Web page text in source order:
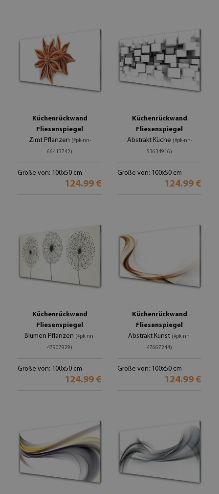
Küchenrückwand
Fliesenspiegel
Zimt Pflanzen (#pk-nn-
66413742)
Größe von: 100x50 cm
124.99 €
Küchenrückwand
Fliesenspiegel
Abstrakt Küche (#pk-nn-
53634916)
Größe von: 100x50 cm
124.99 €
Küchenrückwand
Fliesenspiegel
Blumen Pflanzen (#pk-nn-
47907929)
Größe von: 100x50 cm
124.99 €
Küchenrückwand
Fliesenspiegel
Abstrakt Kunst (#pk-nn-
47667244)
Größe von: 100x50 cm
124.99 €